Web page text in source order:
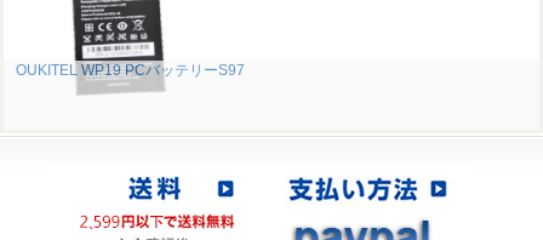
OUKITEL WP19 PCバッテリーS97